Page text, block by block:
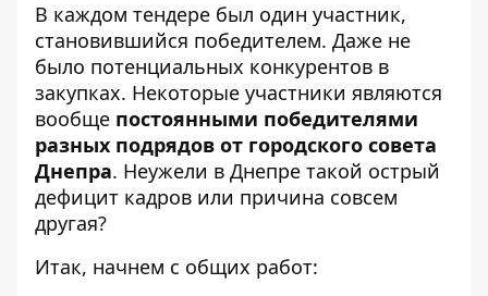
В каждом тендере был один участник,
становившийся победителем. Даже не
было потенциальных конкурентов в
закупках. Некоторые участники являются
вообще постоянными победителями
разных подрядов от городского совета
Днепра. Неужели в Днепре такой острый
дефицит кадров или причина совсем
другая?
Итак, начнем с общих работ: